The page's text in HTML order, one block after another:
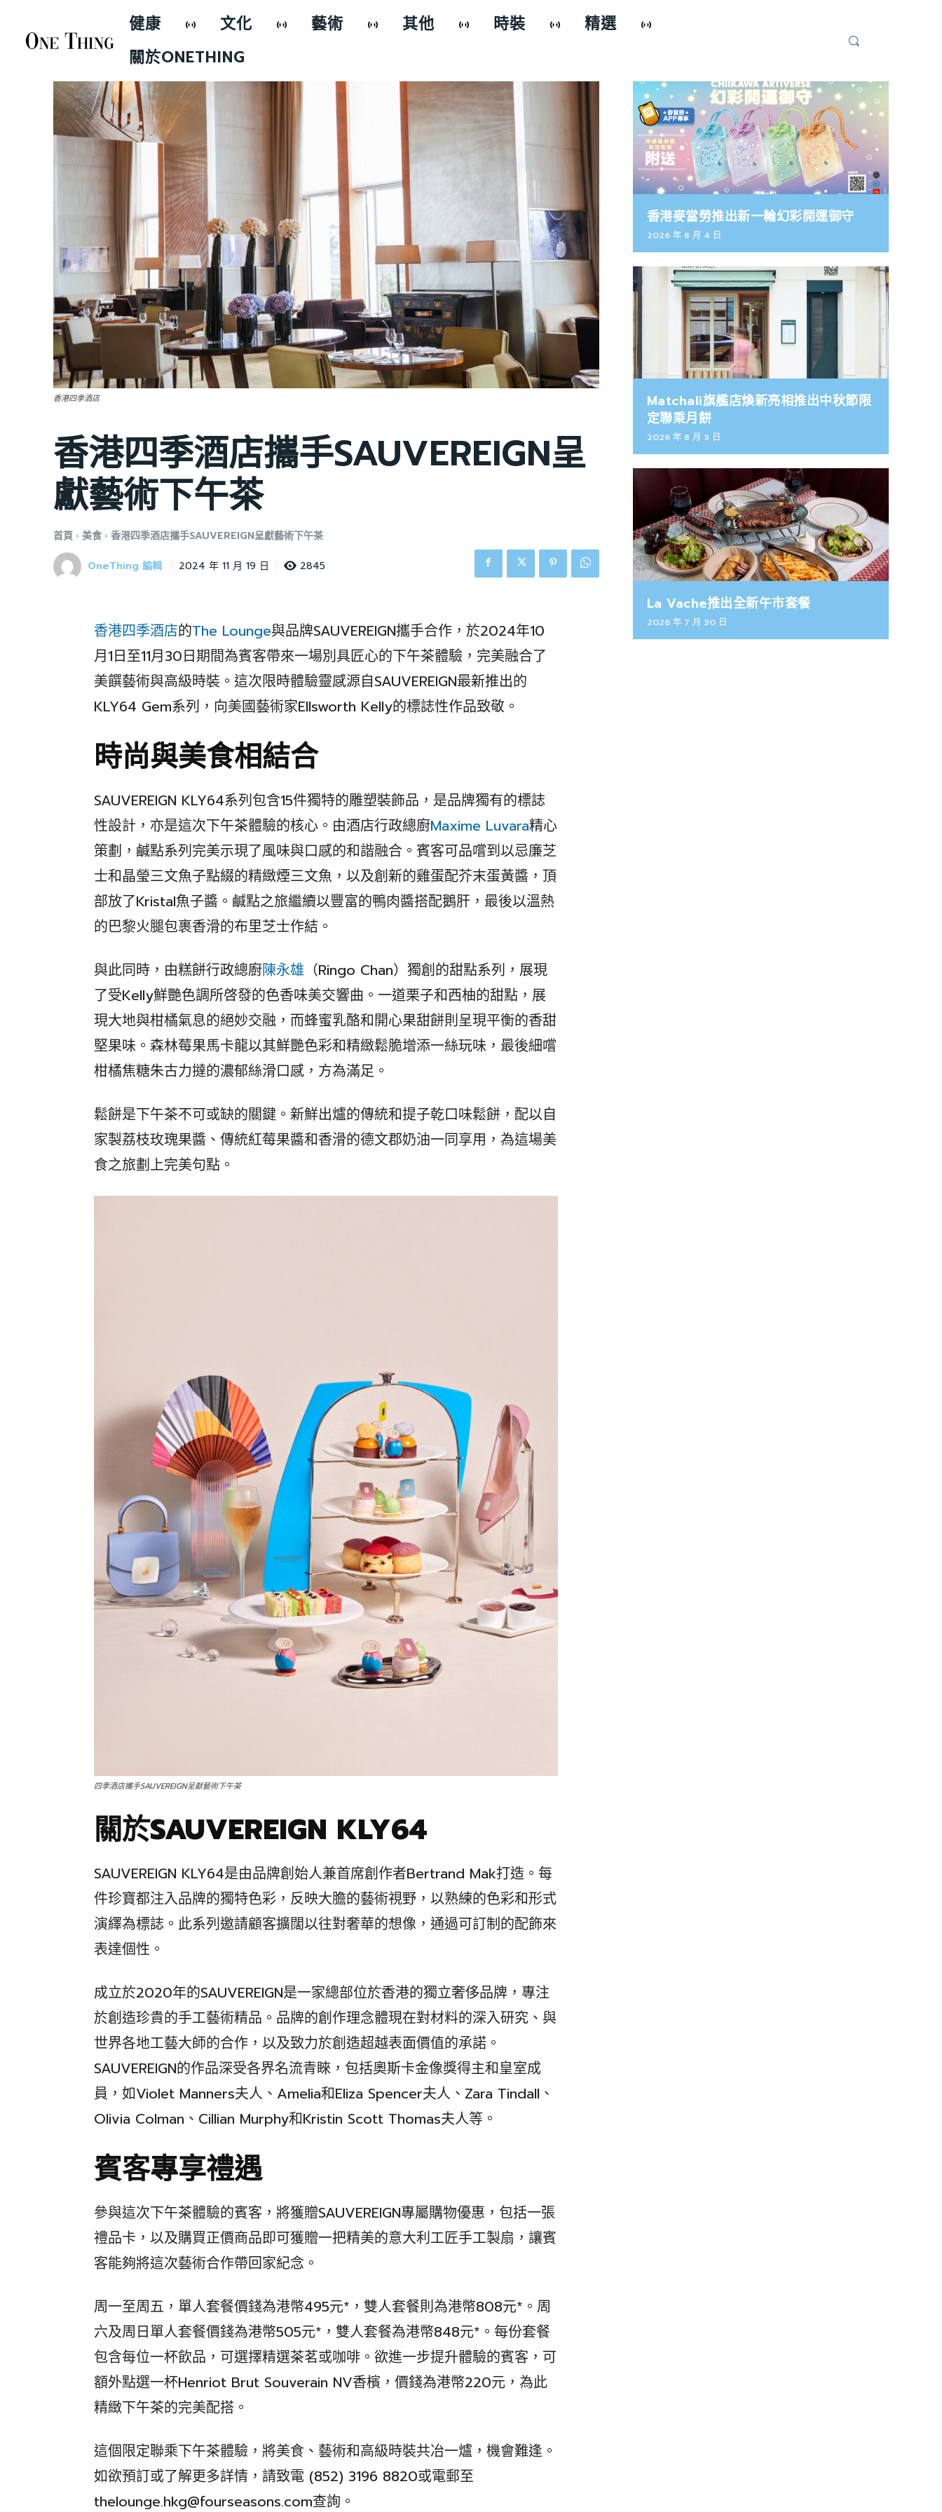
健康 文化 藝術 其他 時裝
精選
關於ONETHING
香港四季酒店
香港四季酒店攜手SAUVEREIGN呈
獻藝術下午茶
首頁 美食 香港四季酒店攜手SAUVEREIGN呈獻藝術下午茶
OneThing 編輯 2024 年 11 月 19 日 2845
香港四季酒店的The Lounge與品牌SAUVEREIGN攜手合作，於2024年10
月1日至11月30日期間為賓客帶來一場別具匠心的下午茶體驗，完美融合了
美饌藝術與高級時裝。這次限時體驗靈感源自SAUVEREIGN最新推出的
KLY64 Gem系列，向美國藝術家Ellsworth Kelly的標誌性作品致敬。
時尚與美食相結合
SAUVEREIGN KLY64系列包含15件獨特的雕塑裝飾品，是品牌獨有的標誌
性設計，亦是這次下午茶體驗的核心。由酒店行政總廚Maxime Luvara精心
策劃，鹹點系列完美示現了風味與口感的和諧融合。賓客可品嚐到以忌廉芝
士和晶瑩三文魚子點綴的精緻煙三文魚，以及創新的雞蛋配芥末蛋黃醬，頂
部放了Kristal魚子醬。鹹點之旅繼續以豐富的鴨肉醬搭配鵝肝，最後以溫熱
的巴黎火腿包裹香滑的布里芝士作結。
與此同時，由糕餅行政總廚陳永雄 （Ringo Chan）獨創的甜點系列，展現
了受Kelly鮮艷色調所啓發的色香味美交響曲。一道栗子和西柚的甜點，展
現大地與柑橘氣息的絕妙交融，而蜂蜜乳酪和開心果甜餅則呈現平衡的香甜
堅果味。森林莓果馬卡龍以其鮮艷色彩和精緻鬆脆增添一絲玩味，最後細嚐
柑橘焦糖朱古力撻的濃郁絲滑口感，方為滿足。
鬆餅是下午茶不可或缺的關鍵。新鮮出爐的傳統和提子乾口味鬆餅，配以自
家製荔枝玫瑰果醬、傳統紅莓果醬和香滑的德文郡奶油一同享用，為這場美
食之旅劃上完美句點。
四季酒店攜手SAUVEREIGN呈獻藝術下午茶
關於SAUVEREIGN KLY64
SAUVEREIGN KLY64是由品牌創始人兼首席創作者Bertrand Mak打造。每
件珍寶都注入品牌的獨特色彩，反映大膽的藝術視野，以熟練的色彩和形式
演繹為標誌。此系列邀請顧客擴闊以往對奢華的想像，通過可訂制的配飾來
表達個性。
成立於2020年的SAUVEREIGN是一家總部位於香港的獨立奢侈品牌，專注
於創造珍貴的手工藝術精品。品牌的創作理念體現在對材料的深入研究、與
世界各地工藝大師的合作，以及致力於創造超越表面價值的承諾。
SAUVEREIGN的作品深受各界名流青睞，包括奧斯卡金像獎得主和皇室成
員，如Violet Manners夫人、Amelia和Eliza Spencer夫人、Zara Tindall、
Olivia Colman、Cillian Murphy和Kristin Scott Thomas夫人等。
賓客專享禮遇
參與這次下午茶體驗的賓客，將獲贈SAUVEREIGN專屬購物優惠，包括一張
禮品卡，以及購買正價商品即可獲贈一把精美的意大利工匠手工製扇，讓賓
客能夠將這次藝術合作帶回家紀念。
周一至周五，單人套餐價錢為港幣495元*，雙人套餐則為港幣808元*。周
六及周日單人套餐價錢為港幣505元*，雙人套餐為港幣848元*。每份套餐
包含每位一杯飲品，可選擇精選茶茗或咖啡。欲進一步提升體驗的賓客，可
額外點選一杯Henriot Brut Souverain NV香檳，價錢為港幣220元，為此
精緻下午茶的完美配搭。
這個限定聯乘下午茶體驗，將美食、藝術和高級時裝共冶一爐，機會難逢。
如欲預訂或了解更多詳情，請致電 (852) 3196 8820或電郵至
thelounge.hkg@fourseasons.com查詢。
香港麥當勞推出新一輪幻彩開運御守
2026 年 8 月 4 日
Matchali旗艦店煥新亮相推出中秋節限
定聯乘月餅
2026 年 8 月 3 日
La Vache推出全新午市套餐
2026 年 7 月 30 日